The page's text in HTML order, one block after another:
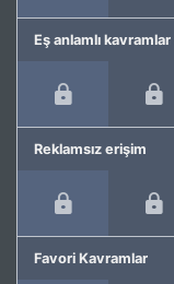
Eş anlamlı
Reklamsız erişim
Favori Kavramlar